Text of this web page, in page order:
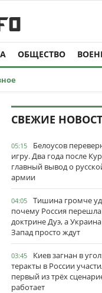
ОБЩЕСТВО
СВЕЖИЕ
05:15
Белоусов
игру. Два года после
главный вывод о
армии
04:05
Тишина громче
почему Россия
доктрине Дуэ, а
Запад просто ждут
03:45
Киев загнан в
теракты в России
первый из трёх
работает